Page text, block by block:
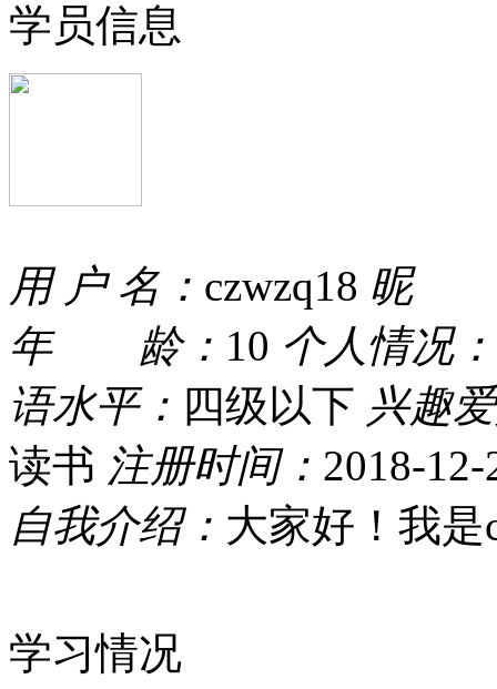
学员信息
用 户 名： czwzq18 昵
年 龄： 10 个人情况：
语水平： 四级以下 兴趣
读书 注册时间： 2018-12-
自我介绍： 大家好！我是
学习情况